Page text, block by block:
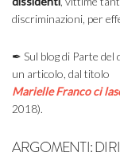
discriminazioni, per
✒ Sul blog di Parte
un articolo, dal titolo
Marielle Franco ci
2018).
ARGOMENTI: